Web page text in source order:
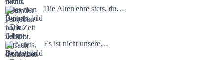
Die Alten ehre stets, du…
Es ist nicht unsere…